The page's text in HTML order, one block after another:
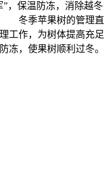
，保温防冻，消除越冬
冬季苹果树的管理直
工作，为树体提高充足
冻，使果树顺利过冬。